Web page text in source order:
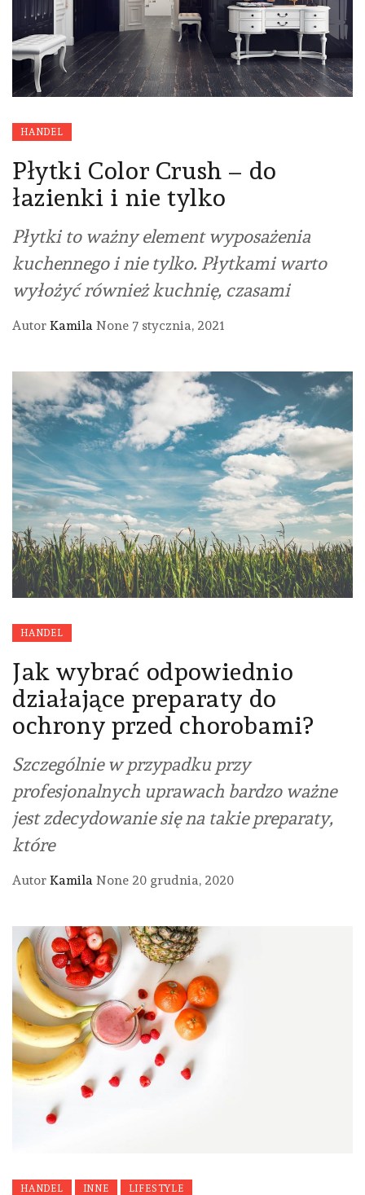
HANDEL
Płytki Color Crush – do
łazienki i nie tylko
Płytki to ważny element wyposażenia
kuchennego i nie tylko. Płytkami warto
wyłożyć również kuchnię, czasami
Autor Kamila None 7 stycznia, 2021
HANDEL
Jak wybrać odpowiednio
działające preparaty do
ochrony przed chorobami?
Szczególnie w przypadku przy
profesjonalnych uprawach bardzo ważne
jest zdecydowanie się na takie preparaty,
które
Autor Kamila None 20 grudnia, 2020
HANDEL INNE LIFESTYLE